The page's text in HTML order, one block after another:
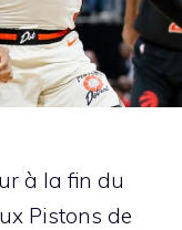
à la fin du
Pistons de